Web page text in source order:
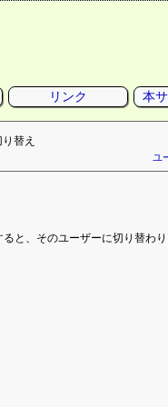
リンク 本
替え
ユ
と、そのユーザーに切り替わり